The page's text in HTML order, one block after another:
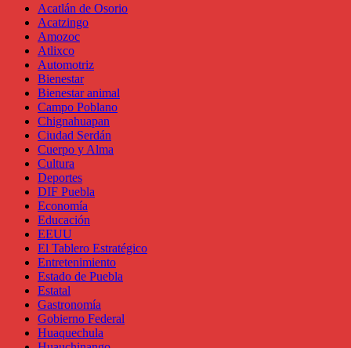
Acatlán de Osorio
Acatzingo
Amozoc
Atlixco
Automotriz
Bienestar
Bienestar animal
Campo Poblano
Chignahuapan
Ciudad Serdán
Cuerpo y Alma
Cultura
Deportes
DIF Puebla
Economía
Educación
EEUU
El Tablero Estratégico
Entretenimiento
Estado de Puebla
Estatal
Gastronomía
Gobierno Federal
Huaquechula